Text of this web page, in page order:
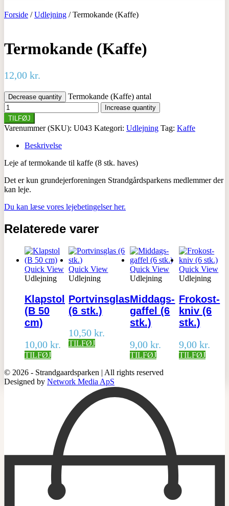
Forside /Udlejning / Termokande (Kaffe)
Termokande (Kaffe)
12,00 kr.
Decrease quantity Termokande (Kaffe) antal
Increase quantity
TILFØJ
Varenummer (SKU): U043 Kategori: Udlejning Tag: Kaffe
Beskrivelse
Leje af termokande til kaffe (8 stk. haves)
Det er kun grundejerforeningen Strandgårdsparkens medlemmer der
kan leje.
Du kan læse vores lejebetingelser her.
Relaterede varer
Quick View
Udlejning
Klapstol
(B 50
cm)
10,00 kr.
TILFØJ
Quick View
Udlejning
Portvinsglas
(6 stk.)
10,50kr.
TILFØJ
Quick View
Udlejning
Middags-
gaffel (6
stk.)
9,00kr.
TILFØJ
Quick View
Udlejning
Frokost-
kniv (6
stk.)
9,00kr.
TILFØJ
© 2026 - Strandgaardsparken | All rights reserved
Designed by Network Media ApS